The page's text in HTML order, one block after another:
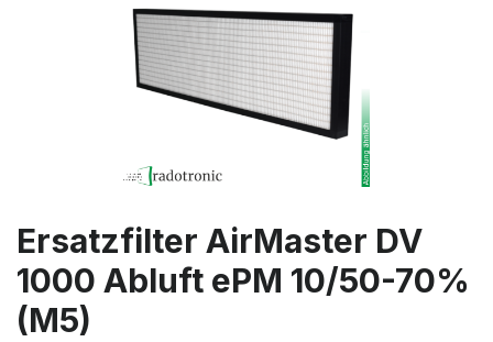
Ersatzfilter AirMaster DV
1000 Abluft ePM 10/50-70%
(M5)